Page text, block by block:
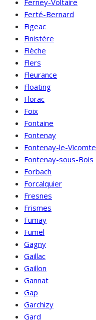
Ferney-Voltaire
Ferté-Bernard
Figeac
Finistère
Flèche
Flers
Fleurance
Floating
Florac
Foix
Fontaine
Fontenay
Fontenay-le-Vicomte
Fontenay-sous-Bois
Forbach
Forcalquier
Fresnes
Frismes
Fumay
Fumel
Gagny
Gaillac
Gaillon
Gannat
Gap
Garchizy
Gard